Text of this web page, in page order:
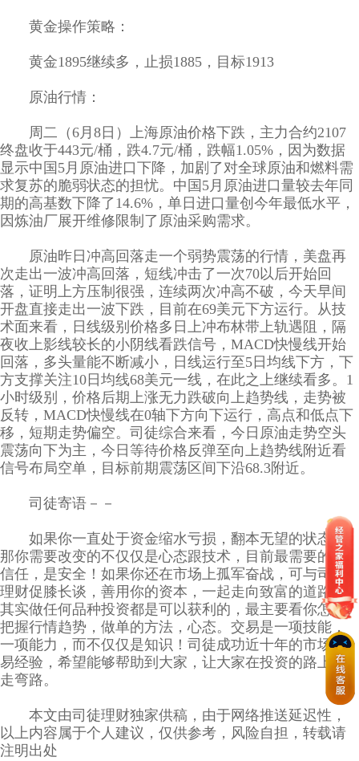
黄金操作策略：
黄金1895继续多，止损1885，目标1913
原油行情：
周二（6月8日）上海原油价格下跌，主力合约2107
终盘收于443元/桶，跌4.7元/桶，跌幅1.05%，因为数据
显示中国5月原油进口下降，加剧了对全球原油和燃料需
求复苏的脆弱状态的担忧。中国5月原油进口量较去年同
期的高基数下降了14.6%，单日进口量创今年最低水平，
因炼油厂展开维修限制了原油采购需求。
原油昨日冲高回落走一个弱势震荡的行情，美盘再
次走出一波冲高回落，短线冲击了一次70以后开始回
落，证明上方压制很强，连续两次冲高不破，今天早间
开盘直接走出一波下跌，目前在69美元下方运行。从技
术面来看，日线级别价格多日上冲布林带上轨遇阻，隔
夜收上影线较长的小阴线看跌信号，MACD快慢线开始
回落，多头量能不断减小，日线运行至5日均线下方，下
方支撑关注10日均线68美元一线，在此之上继续看多。1
小时级别，价格后期上涨无力跌破向上趋势线，走势被
反转，MACD快慢线在0轴下方向下运行，高点和低点下
移，短期走势偏空。司徒综合来看，今日原油走势空头
震荡向下为主，今日等待价格反弹至向上趋势线附近看
信号布局空单，目标前期震荡区间下沿68.3附近。
司徒寄语－－
如果你一直处于资金缩水亏损，翻本无望的状态，
那你需要改变的不仅仅是心态跟技术，目前最需要的是
信任，是安全！如果你还在市场上孤军奋战，可与司徒
理财促膝长谈，善用你的资本，一起走向致富的道路。
其实做任何品种投资都是可以获利的，最主要看你怎么
把握行情趋势，做单的方法，心态。交易是一项技能，
一项能力，而不仅仅是知识！司徒成功近十年的市场交
易经验，希望能够帮助到大家，让大家在投资的路上少
走弯路。
本文由司徒理财独家供稿，由于网络推送延迟性，
以上内容属于个人建议，仅供参考，风险自担，转载请
注明出处